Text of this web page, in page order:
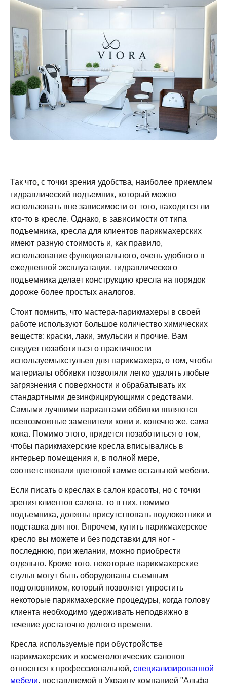
Так что, с точки зрения удобства, наиболее приемлем
гидравлический подъемник, который можно
использовать вне зависимости от того, находится ли
кто-то в кресле. Однако, в зависимости от типа
подъемника, кресла для клиентов парикмахерских
имеют разную стоимость и, как правило,
использование функционального, очень удобного в
ежедневной эксплуатации, гидравлического
подъемника делает конструкцию кресла на порядок
дороже более простых аналогов.
Стоит помнить, что мастера-парикмахеры в своей
работе используют большое количество химических
веществ: краски, лаки, эмульсии и прочие. Вам
следует позаботиться о практичности
используемыхстульев для парикмахера, о том, чтобы
материалы оббивки позволяли легко удалять любые
загрязнения с поверхности и обрабатывать их
стандартными дезинфицирующими средствами.
Самыми лучшими вариантами оббивки являются
всевозможные заменители кожи и, конечно же, сама
кожа. Помимо этого, придется позаботиться о том,
чтобы парикмахерские кресла вписывались в
интерьер помещения и, в полной мере,
соответствовали цветовой гамме остальной мебели.
Если писать о креслах в салон красоты, но с точки
зрения клиентов салона, то в них, помимо
подъемника, должны присутствовать подлокотники и
подставка для ног. Впрочем, купить парикмахерское
кресло вы можете и без подставки для ног -
последнюю, при желании, можно приобрести
отдельно. Кроме того, некоторые парикмахерские
стулья могут быть оборудованы съемным
подголовником, который позволяет упростить
некоторые парикмахерские процедуры, когда голову
клиента необходимо удерживать неподвижно в
течение достаточно долгого времени.
Кресла используемые при обустройстве
парикмахерских и косметологических салонов
относятся к профессиональной, специализированной
мебели, поставляемой в Украину компанией "Альфа